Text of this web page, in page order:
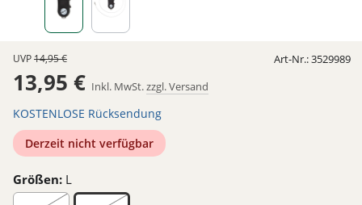
UVP14,95 €
13,95 € Inkl. MwSt.zzgl. Versand
KOSTENLOSE Rücksendung
Derzeit nicht verfügbar
Größen: L
Art-Nr.:3529989